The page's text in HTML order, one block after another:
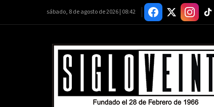
sábado, 8 de agosto de 2026 | 08:42